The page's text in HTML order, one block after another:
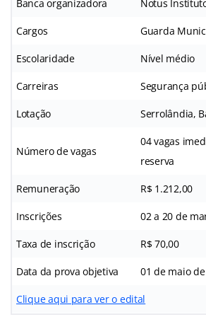
Banca organizadora Notus
Cargos Guarda
Escolaridade Nível médio
Carreiras Segurança
Lotação Serrolândia,
Número de vagas
04 vagas
reserva
Remuneração R$ 1.212,00
Inscrições 02 a 20 de
Taxa de inscrição R$ 70,00
Data da prova objetiva 01 de maio
Clique aqui para ver o edital